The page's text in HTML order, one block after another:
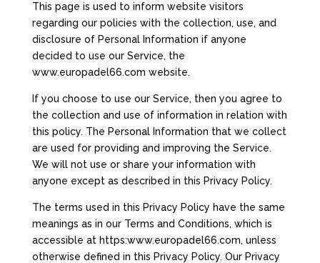
This page is used to inform website visitors
regarding our policies with the collection, use, and
disclosure of Personal Information if anyone
decided to use our Service, the
www.europadel66.com website.
If you choose to use our Service, then you agree to
the collection and use of information in relation with
this policy. The Personal Information that we collect
are used for providing and improving the Service.
We will not use or share your information with
anyone except as described in this Privacy Policy.
The terms used in this Privacy Policy have the same
meanings as in our Terms and Conditions, which is
accessible at https:www.europadel66.com, unless
otherwise defined in this Privacy Policy. Our Privacy